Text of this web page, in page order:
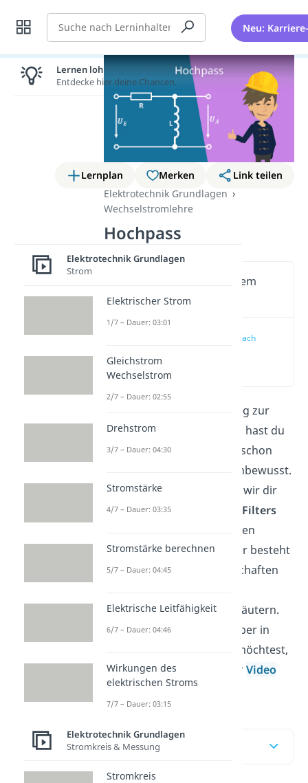
Suche Neu:
Lernplan Merken
Link teilen
Elektrotechnik Grundlagen
Wechselstromlehre
Hochpass
Wichtige Inhalte in diesem
Video
Hochpass einfach
Du hast heute auf dem Weg zur
Arbeit Radio gehört? Dann hast du
den Hochpassfilter
heute schon
benutzt, auch wenn nur unbewusst.
In diesem Artikel möchten wir dir
die Funktionsweise dieses Filters
erklären, zeigen aus welchen
einfachen Bauelementen er besteht
und dir dann seine Eigenschaften
Übertragungsfunktion
erläutern.
Wenn du dieses Thema lieber in
Videoform erklärt haben möchtest,
dann schau dir doch unserVideo
dazu an!
Inhaltsübersicht
Lernen lohnt sich!
Entdecke hier deine Chancen.
Elektrotechnik Grundlagen
Strom
Elektrischer Strom
1/7 – Dauer: 03:01
Gleichstrom
Wechselstrom
2/7 – Dauer: 02:55
Drehstrom
3/7 – Dauer: 04:30
Stromstärke
4/7 – Dauer: 03:35
Stromstärke berechnen
5/7 – Dauer: 04:45
Elektrische Leitfähigkeit
6/7 – Dauer: 04:46
Wirkungen des
elektrischen Stroms
7/7 – Dauer: 03:15
Elektrotechnik Grundlagen
Stromkreis & Messung
Stromkreis